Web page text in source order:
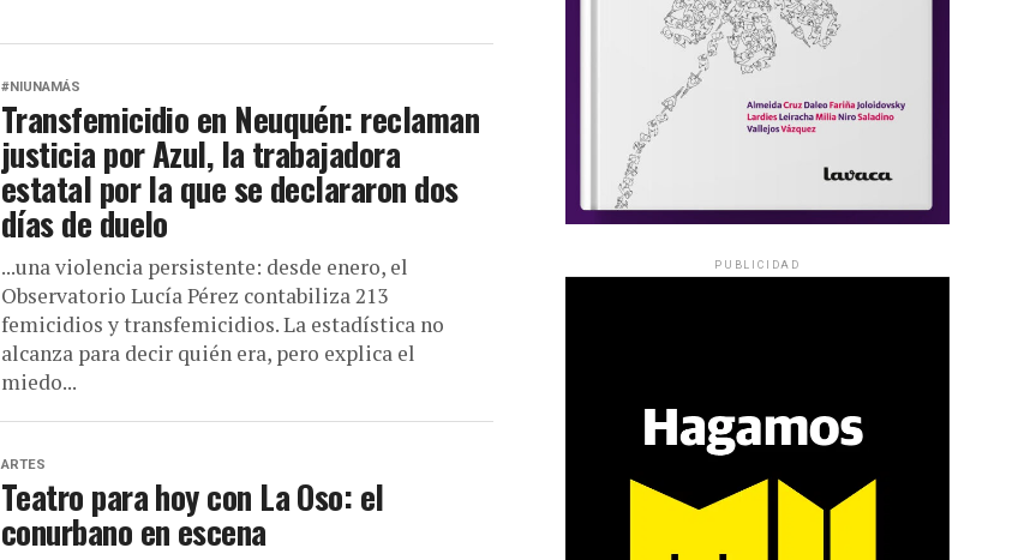
#NIUNAMÁS
Transfemicidio en Neuquén: reclaman
justicia por Azul, la trabajadora
estatal por la que se declararon dos
días de duelo
...una violencia persistente: desde enero, el
Observatorio Lucía Pérez contabiliza 213
femicidios y transfemicidios. La estadística no
alcanza para decir quién era, pero explica el
miedo...
ARTES
Teatro para hoy con La Oso: el
conurbano en escena
PUBLICIDAD